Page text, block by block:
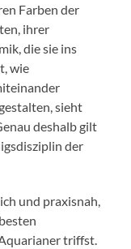
Farben der
ihrer
die sie ins
wie
sieht
deshalb gilt
der
und praxisnah,
triffst.